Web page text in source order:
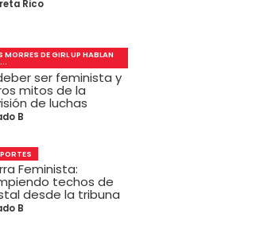
Rico
MORRES DE GIRL UP HABLAN
ser feminista y
mitos de la
de luchas
B
Feminista:
techos de
desde la tribuna
B